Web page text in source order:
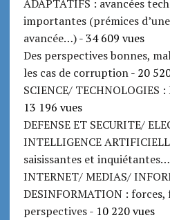
ADAPTATIFS : avancées
importantes (prémices
avancée…)- 34 609 vues
Des perspectives bonnes,
les cas de corruption- 20
SCIENCE/ TECHNOLOGIES
13 196 vues
DEFENSE ET SECURITE/
INTELLIGENCE
saisissantes et inquiétantes…
INTERNET/ MEDIAS/
DESINFORMATION : forces,
perspectives- 10 220 vues